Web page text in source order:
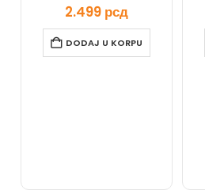
0 out of 5
2.499 рсд
DODAJ U KORPU